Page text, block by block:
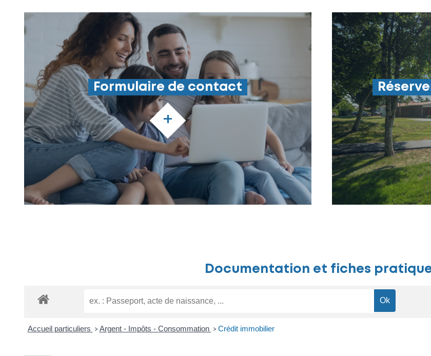
Formulaire de contact
+
Documentation et fiches
Accueil particuliers > Argent - Impôts - Consommation > Crédit immobilier